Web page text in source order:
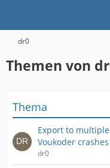
dr0
Themen von
Thema
Export to
Voukoder
dr0